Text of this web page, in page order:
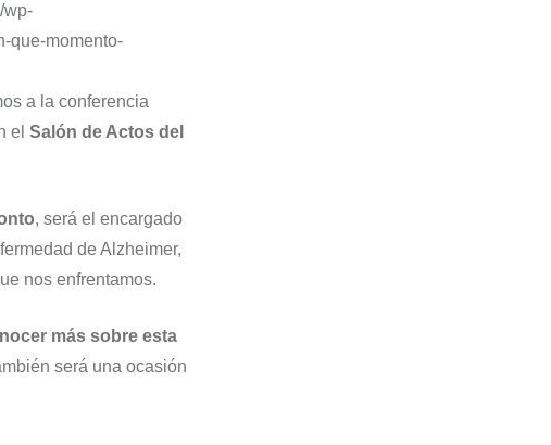
wp-
que-momento-
a la conferencia
el Salón de Actos del
, será el encargado
de Alzheimer,
nos enfrentamos.
más sobre esta
será una ocasión